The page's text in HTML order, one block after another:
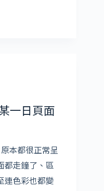
一日頁面
本都很正常呈
都走鐘了、區
連色彩也都變